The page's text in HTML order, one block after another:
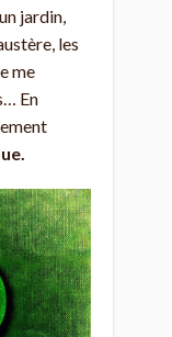
jardin,
les
me
En